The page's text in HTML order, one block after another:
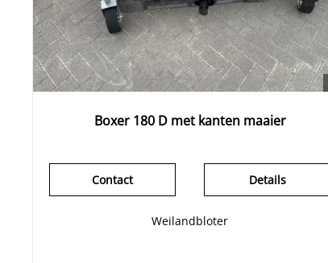
Boxer 180 D met kanten maaier
Details
Contact
Weilandbloter